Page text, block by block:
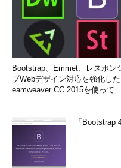
Bootstrap、Emmet、レスポン
ブWebデザイン対応を強化し
eamweaver CC 2015を使って
「Bootstrap